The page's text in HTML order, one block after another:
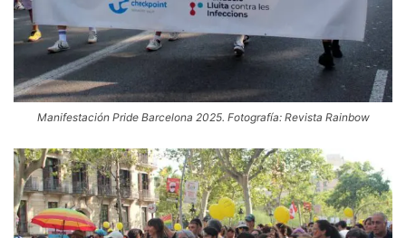
Manifestación Pride Barcelona 2025. Fotografía: Revista Rainbow